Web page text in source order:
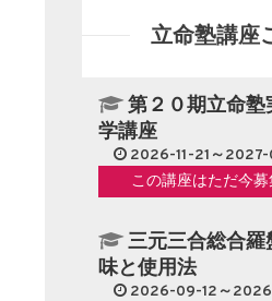
立命塾講座
第２０期立命
学講座
2026-11-21～
この講座はただ今募
三元三合総合
味と使用法
2026-09-12～